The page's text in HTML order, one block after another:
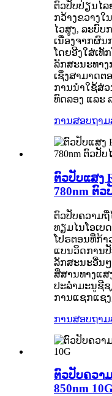
ຕົວປັບປ່ຽນໄລ
ກວ້າງຂວາງໃ
ໄວສູງ, ລະບົບ
ເນື່ອງຈາກຜົນ
ໂດຍອີງໃສ່ເທັກ
ລັກສະນະທາ
ເຊິ່ງສາມາດ
ການນຳໃຊ້ສ່
ທົດລອງ ແລະ
ການສອບຖາມ
ຕົວປັບແສງ
780nm ຕົວ
ຕົວປັບຄວາມຖີ່
ທຽມໄນໂອເບ
ໂປຣຕອນທີ່ກ້
ແບນວິດການ
ລັກສະນະອື່ນ
ສື່ສານທາງແສ
ປະລໍາມະນູຊີ
ການແຊກແຊ
ການສອບຖາມ
ຕົວປັບຄວາ
850nm